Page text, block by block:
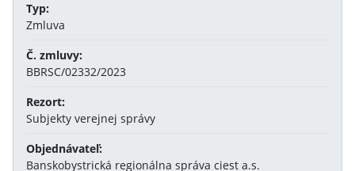
Typ:
Zmluva
Č. zmluvy:
BBRSC/02332/2023
Rezort:
Subjekty verejnej správy
Objednávateľ:
Banskobystrická regionálna správa ciest a.s.